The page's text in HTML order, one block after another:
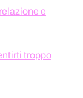
e
troppo